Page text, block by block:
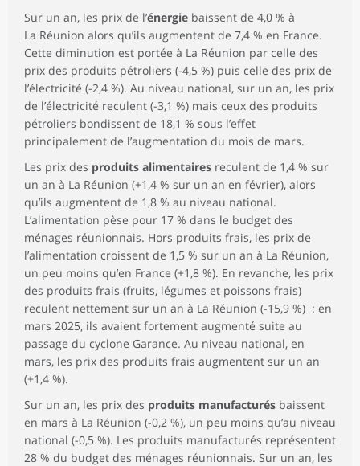
Sur un an, les prix de l’énergie baissent de 4,0 % à
La Réunion alors qu’ils augmentent de 7,4 % en France.
Cette diminution est portée à La Réunion par celle des
prix des produits pétroliers (-4,5 %) puis celle des prix de
l’électricité (-2,4 %). Au niveau national, sur un an, les prix
de l’électricité reculent (-3,1 %) mais ceux des produits
pétroliers bondissent de 18,1 % sous l’effet
principalement de l’augmentation du mois de mars.
Les prix des produits alimentaires reculent de 1,4 % sur
un an à La Réunion (+1,4 % sur un an en février), alors
qu’ils augmentent de 1,8 % au niveau national.
L’alimentation pèse pour 17 % dans le budget des
ménages réunionnais. Hors produits frais, les prix de
l’alimentation croissent de 1,5 % sur un an à La Réunion,
un peu moins qu’en France (+1,8 %). En revanche, les prix
des produits frais (fruits, légumes et poissons frais)
reculent nettement sur un an à La Réunion (-15,9 %) : en
mars 2025, ils avaient fortement augmenté suite au
passage du cyclone Garance. Au niveau national, en
mars, les prix des produits frais augmentent sur un an
(+1,4 %).
Sur un an, les prix des produits manufacturés baissent
en mars à La Réunion (-0,2 %), un peu moins qu’au niveau
national (-0,5 %). Les produits manufacturés représentent
28 % du budget des ménages réunionnais. Sur un an, les